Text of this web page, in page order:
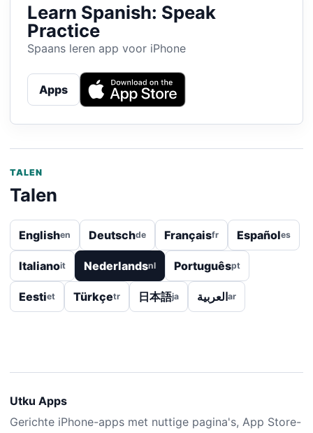
Learn Spanish: Speak
Practice
Spaans leren app voor iPhone
Apps
TALEN
Talen
Englishen Deutschde Françaisfr Españoles
Italianoit Nederlandsnl Portuguêspt
Eestiet Türkçetr 日本語ja العربيةar
Utku Apps
Gerichte iPhone-apps met nuttige pagina's, App Store-